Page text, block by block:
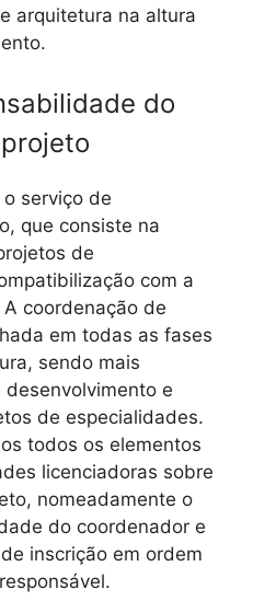
arquitetura na altura
do
serviço de
que consiste na
de
com a
coordenação de
em todas as fases
sendo mais
e
de especialidades.
todos os elementos
licenciadoras sobre
nomeadamente o
do coordenador e
inscrição em ordem